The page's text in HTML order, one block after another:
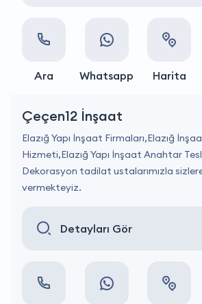
Ara Whatsapp Harita
Çeçen12 İnşaat
Elazığ Yapı İnşaat Firmaları,Elazığ
Hizmeti,Elazığ Yapı İnşaat Anahtar
Dekorasyon tadilat ustalarımızla
vermekteyiz.
Detayları Gör